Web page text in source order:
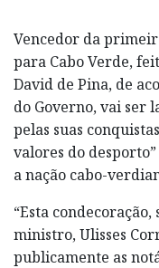
Vencedor da
para Cabo Verde,
David de Pina, de
do Governo, vai ser
pelas suas
valores do
a nação cabo-
“Esta
ministro, Ulisses
publicamente as